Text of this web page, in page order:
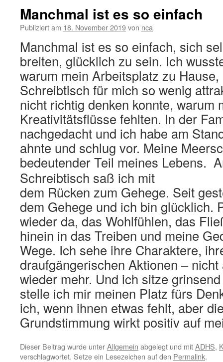
Manchmal ist es so einfach
Publiziert am 18. November 2019von nca
Manchmal ist es so einfach, sich
breiten, glücklich zu sein. Ich
warum mein Arbeitsplatz zu
Schreibtisch für mich so wenig
nicht richtig denken konnte, warum
Kreativitätsflüsse fehlten. In der
nachgedacht und ich habe am
ahnte und schlug vor. Meine
bedeutender Teil meines Lebens.
Schreibtisch saß ich mit
dem Rücken zum Gehege. Seit
dem Gehege und ich bin glücklich.
wieder da, das Wohlfühlen, das
hinein in das Treiben und meine
Wege. Ich sehe ihre Charaktere,
draufgängerischen Aktionen –
wieder mehr. Und ich sitze
stelle ich mir meinen Platz fürs
ich, wenn ihnen etwas fehlt, aber
Grundstimmung wirkt positiv auf
Dieser Beitrag wurde unterAllgemein abgelegt und mitADHS,
verschlagwortet. Setze ein Lesezeichen auf den Permalink.